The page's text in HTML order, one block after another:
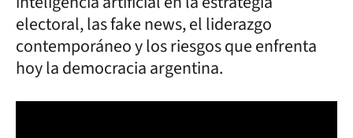
electoral, las fake news, el liderazgo
contemporáneo y los riesgos que enfrenta
hoy la democracia argentina.